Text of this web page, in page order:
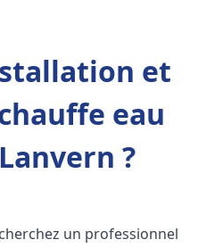
et
eau
?
un professionnel